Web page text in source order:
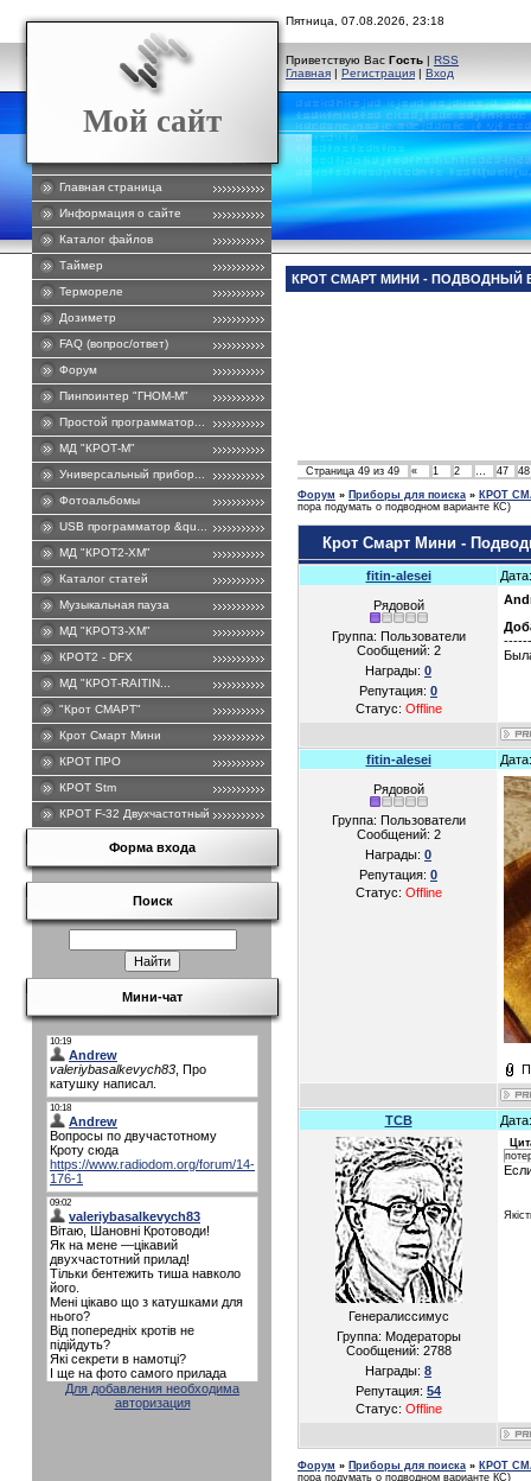
Мой сайт
Главная страница
Информация о сайте
Каталог файлов
Таймер
Термореле
Дозиметр
FAQ (вопрос/ответ)
Форум
Пинпоинтер "ГНОМ-М"
Простой программатор...
МД "КРОТ-М"
Универсальный прибор...
Фотоальбомы
USB программатор &qu...
МД "КРОТ2-ХМ"
Каталог статей
Музыкальная пауза
МД "КРОТ3-ХМ"
КРОТ2 - DFХ
МД "КРОТ-RAITIN...
"Крот СМАРТ"
Крот Смарт Мини
КРОТ ПРО
КРОТ Stm
КРОТ F-32 Двухчастотный .
Форма входа
Поиск
Мини-чат
Для добавления необходима
авторизация
Пятница, 07.08.2026, 23:18
Приветствую Вас Гость | RSS
Главная | Регистрация | Вход
КРОТ СМАРТ МИНИ - ПОДВОДНЫЙ
Страница 49 из 49 « 1 2 … 47
48
Форум » Приборы для поиска » КРОТ
пора подумать о подводном варианте КС)
Крот Смарт Мини -
fitin-alesei
Рядовой
Группа: Пользователи
Сообщений: 2
Награды: 0
Репутация: 0
Статус: Offline
fitin-alesei
Рядовой
Группа: Пользователи
Сообщений: 2
Награды: 0
Репутация: 0
Статус: Offline
TCB
Генералиссимус
Группа: Модераторы
Сообщений: 2788
Награды: 8
Репутация: 54
Статус: Offline
Форум » Приборы для поиска » КРОТ
пора подумать о подводном варианте КС)